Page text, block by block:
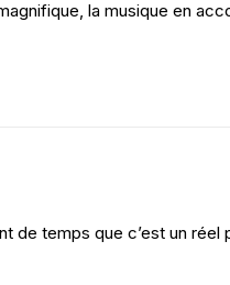
la musique en
de temps que c’est un